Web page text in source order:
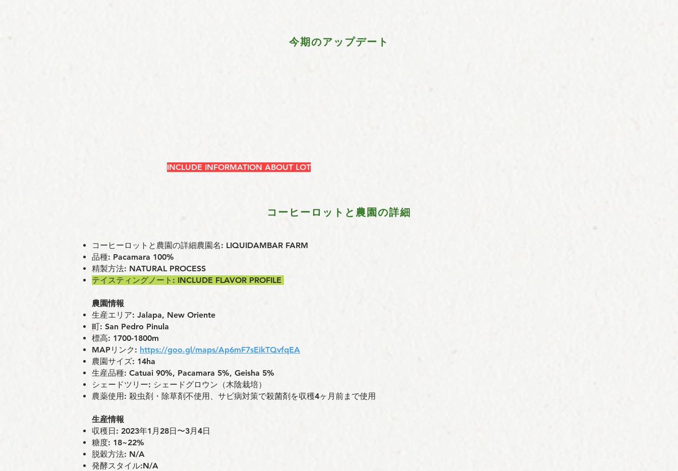
今期のアップデート
INCLUDE INFORMATION ABOUT LOT
コーヒーロットと農園の詳細
コーヒーロットと農園の詳細農園名: LIQUIDAMBAR FARM
品種: Pacamara 100%
精製方法: NATURAL PROCESS
テイスティングノート: INCLUDE FLAVOR PROFILE
農園情報
⽣産エリア: Jalapa, New Oriente
町: San Pedro Pinula
標⾼: 1700-1800m
MAPリンク: https://goo.gl/maps/Ap6mF7sEikTQvfqEA
農園サイズ: 14ha
⽣産品種: Catuai 90%, Pacamara 5%, Geisha 5%
シェードツリー: シェードグロウン（木陰栽培）
農薬使⽤: 殺虫剤・除草剤不使用、サビ病対策で殺菌剤を収穫4ヶ月前まで使用
⽣産情報
収穫⽇: 2023年1月28日〜3月4日
糖度: 18~22%
脱穀⽅法: N/A
発酵スタイル:N/A